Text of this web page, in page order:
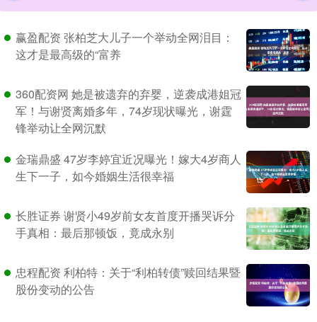
赢盈配资 张柏芝大儿子一个举动全网泪目：
这才是最高级的“富养
360配资网 她是被遗弃的弃婴，逆袭成港姐冠
军！与谢贤离婚多年，74岁现状曝光，谢霆
锋举动让全网沉默
金瑞鼎盛 47岁李婷宜近况曝光！嫁大4岁商人
生下一子，如今婚姻生活很幸福
长胜证券 谢贤小49岁前女友首度开播哭诉分
手真相：最后那顿饭，竟成永别
忠程配资 利柏特：关于“利柏转债”赎回结果暨
股份变动的公告